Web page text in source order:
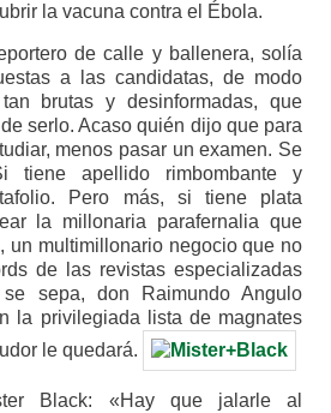
la vacuna contra el Ébola.
de calle y ballenera, solía
a las candidatas, de modo
brutas y desinformadas, que
serlo. Acaso quién dijo que para
menos pasar un examen. Se
apellido rimbombante y
Pero más, si tiene plata
la millonaria parafernalia que
un multimillonario negocio que no
de las revistas especializadas
sepa, don Raimundo Angulo
la privilegiada lista de magnates
le quedará.
Black: «Hay que jalarle al